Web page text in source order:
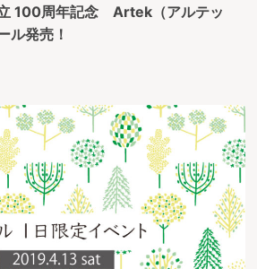
100周年記念 Artek（アルテッ
ル発売！